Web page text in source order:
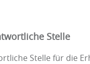
Stelle
Stelle für die